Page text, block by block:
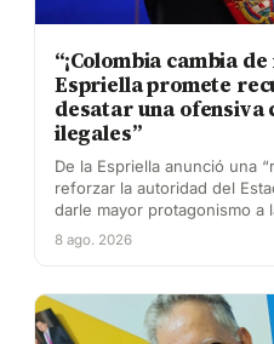
“¡Colombia cambia
Espriella promete
desatar una ofensiva
ilegales”
De la Espriella anunció una
reforzar la autoridad del
darle mayor protagonismo a
8 ago. 2026